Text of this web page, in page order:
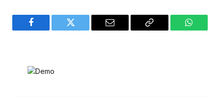
Facebook Twitter Email
Copy